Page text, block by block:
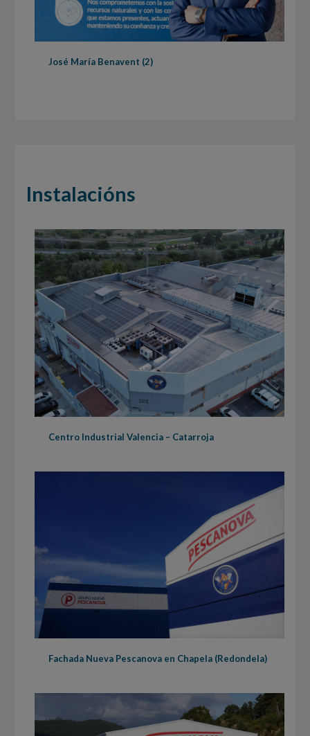
José María Benavent (2)
Instalacións
Centro Industrial Valencia – Catarroja
Fachada Nueva Pescanova en Chapela (Redondela)